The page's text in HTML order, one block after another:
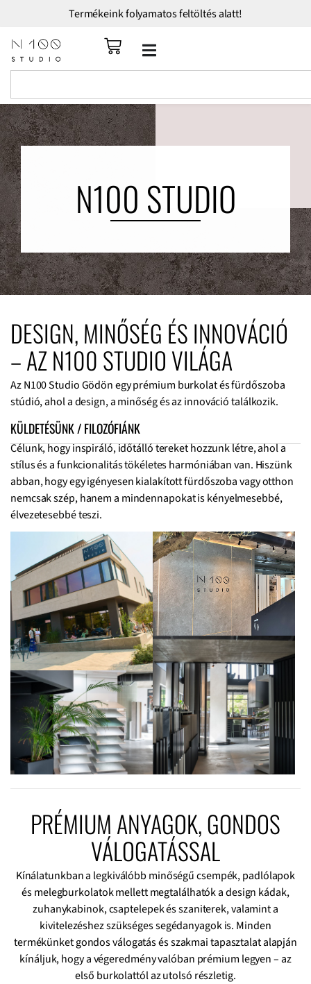
Termékeink folyamatos feltöltés alatt!
N100 STUDIO
DESIGN, MINŐSÉG ÉS INNOVÁCIÓ
– AZ N100 STUDIO VILÁGA
Az N100 Studio Gödön egy prémium burkolat és fürdőszoba
stúdió, ahol a design, a minőség és az innováció találkozik.
KÜLDETÉSÜNK / FILOZÓFIÁNK
Célunk, hogy inspiráló, időtálló tereket hozzunk létre, ahol a
stílus és a funkcionalitás tökéletes harmóniában van. Hiszünk
abban, hogy egy igényesen kialakított fürdőszoba vagy otthon
nemcsak szép, hanem a mindennapokat is kényelmesebbé,
élvezetesebbé teszi.
PRÉMIUM ANYAGOK, GONDOS
VÁLOGATÁSSAL
Kínálatunkban a legkiválóbb minőségű csempék, padlólapok
és melegburkolatok mellett megtalálhatók a design kádak,
zuhanykabinok, csaptelepek és szaniterek, valamint a
kivitelezéshez szükséges segédanyagok is. Minden
termékünket gondos válogatás és szakmai tapasztalat alapján
kínáljuk, hogy a végeredmény valóban prémium legyen – az
első burkolattól az utolsó részletig.